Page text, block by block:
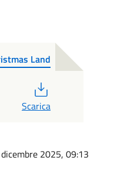
Land
Scarica
2025, 09:13